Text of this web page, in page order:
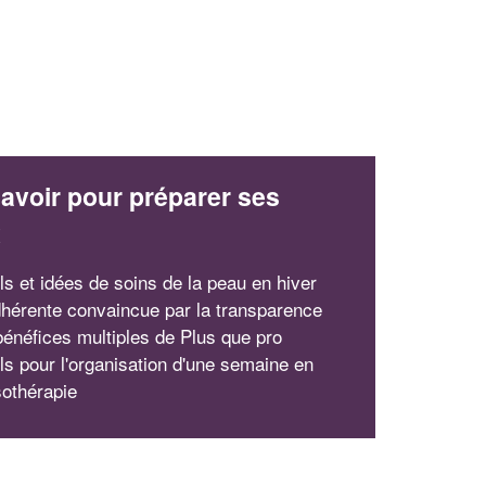
pour préparer ses
et idées de soins de la peau en hiver
convaincue par la transparence
multiples de Plus que pro
pour l'organisation d'une semaine en